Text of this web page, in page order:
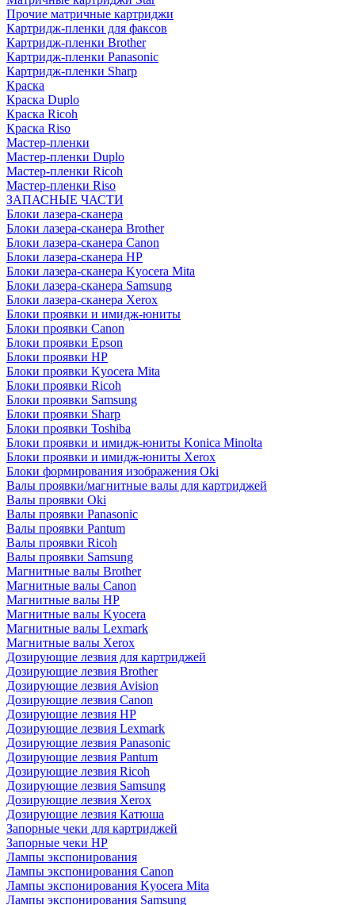
Прочие матричные картриджи
Картридж-пленки для факсов
Картридж-пленки Brother
Картридж-пленки Panasonic
Картридж-пленки Sharp
Краска
Краска Duplo
Краска Ricoh
Краска Riso
Мастер-пленки
Мастер-пленки Duplo
Мастер-пленки Ricoh
Мастер-пленки Riso
ЗАПАСНЫЕ ЧАСТИ
Блоки лазера-сканера
Блоки лазера-сканера Brother
Блоки лазера-сканера Canon
Блоки лазера-сканера HP
Блоки лазера-сканера Kyocera Mita
Блоки лазера-сканера Samsung
Блоки лазера-сканера Xerox
Блоки проявки и имидж-юниты
Блоки проявки Canon
Блоки проявки Epson
Блоки проявки HP
Блоки проявки Kyocera Mita
Блоки проявки Ricoh
Блоки проявки Samsung
Блоки проявки Sharp
Блоки проявки Toshiba
Блоки проявки и имидж-юниты Konica Minolta
Блоки проявки и имидж-юниты Xerox
Блоки формирования изображения Oki
Валы проявки/магнитные валы для картриджей
Валы проявки Oki
Валы проявки Panasonic
Валы проявки Pantum
Валы проявки Ricoh
Валы проявки Samsung
Магнитные валы Brother
Магнитные валы Canon
Магнитные валы HP
Магнитные валы Kyocera
Магнитные валы Lexmark
Магнитные валы Xerox
Дозирующие лезвия для картриджей
Дозирующие лезвия Brother
Дозирующие лезвия Avision
Дозирующие лезвия Canon
Дозирующие лезвия HP
Дозирующие лезвия Lexmark
Дозирующие лезвия Panasonic
Дозирующие лезвия Pantum
Дозирующие лезвия Ricoh
Дозирующие лезвия Samsung
Дозирующие лезвия Xerox
Дозирующие лезвия Катюша
Запорные чеки для картриджей
Запорные чеки HP
Лампы экспонирования
Лампы экспонирования Canon
Лампы экспонирования Kyocera Mita
Лампы экспонирования Samsung